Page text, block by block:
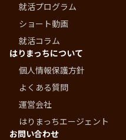
就活プログラム
ショート動画
就活コラム
はりまっちについて
個人情報保護方針
よくある質問
運営会社
はりまっちエージェント
お問い合わせ